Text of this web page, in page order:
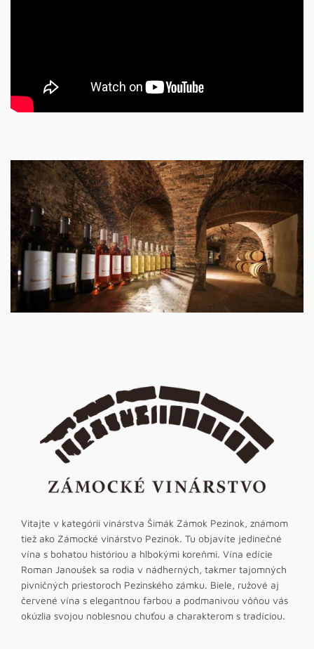
Vitajte v kategórii vinárstva Šimák Zámok Pezinok, známom
tiež ako Zámocké vinárstvo Pezinok. Tu objavíte jedinečné
vína s bohatou históriou a hlbokými koreňmi. Vína edície
Roman Janoušek sa rodia v nádherných, takmer tajomných
pivničných priestoroch Pezinského zámku. Biele, ružové aj
červené vína s elegantnou farbou a podmanivou vôňou vás
okúzlia svojou noblesnou chuťou a charakterom s tradíciou.